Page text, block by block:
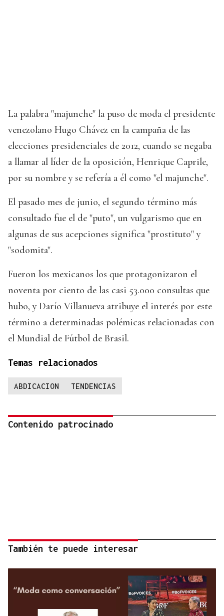
La palabra "majunche" la puso de moda el presidente
venezolano Hugo Chávez en la campaña de las
elecciones presidenciales de 2012, cuando se negaba
a llamar al líder de la oposición, Henrique Caprile,
por su nombre y se refería a él como "el majunche".
El pasado mes de junio, el segundo término más
consultado fue el de "puto", un vulgarismo que en
algunas de sus acepciones significa "prostituto" y
"sodomita".
Fueron los mexicanos los que protagonizaron el
noventa por ciento de las casi 53.000 consultas que
hubo, y Darío Villanueva atribuye el interés por este
término a determinadas polémicas relacionadas con
el Mundial de Fútbol de Brasil.
Temas relacionados
ABDICACION TENDENCIAS
Contenido patrocinado
También te puede interesar